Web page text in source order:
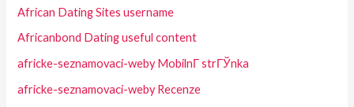
African Dating Sites username
Africanbond Dating useful content
africke-seznamovaci-weby MobilnГ­ strГЎnka
africke-seznamovaci-weby Recenze